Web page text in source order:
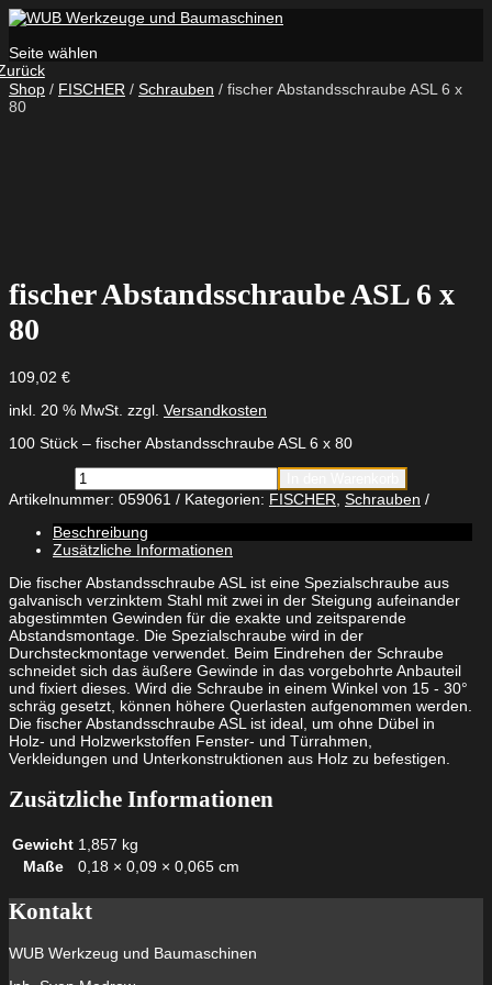
Seite wählen
Shop / FISCHER / Schrauben / fischer Abstandsschraube ASL 6 x
80
fischer Abstandsschraube ASL 6 x
80
109,02 €
inkl. 20 % MwSt. zzgl. Versandkosten
100 Stück – fischer Abstandsschraube ASL 6 x 80
fischer
Abstandsschraube
ASL
6
x
80
Menge
Artikelnummer: 059061 Kategorien: FISCHER Schrauben
Beschreibung
Zusätzliche Informationen
Die fischer Abstandsschraube ASL ist eine Spezialschraube aus
galvanisch verzinktem Stahl mit zwei in der Steigung aufeinander
abgestimmten Gewinden für die exakte und zeitsparende
Abstandsmontage. Die Spezialschraube wird in der
Durchsteckmontage verwendet. Beim Eindrehen der Schraube
schneidet sich das äußere Gewinde in das vorgebohrte Anbauteil
und fixiert dieses. Wird die Schraube in einem Winkel von 15 - 30°
schräg gesetzt, können höhere Querlasten aufgenommen werden.
Die fischer Abstandsschraube ASL ist ideal, um ohne Dübel in
Holz- und Holzwerkstoffen Fenster- und Türrahmen,
Verkleidungen und Unterkonstruktionen aus Holz zu befestigen.
Zusätzliche Informationen
Gewicht 1,857 kg
Maße
0,18 × 0,09 × 0,065 cm
Kontakt
WUB Werkzeug und Baumaschinen